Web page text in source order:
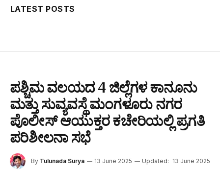
LATEST POSTS
ಪಶ್ಚಿಮ ವಲಯದ 4 ಜಿಲ್ಲೆಗಳ ಕಾನೂನು
ಮತ್ತು ಸುವ್ಯವಸ್ಥೆ ಮಂಗಳೂರು ನಗರ
ಪೊಲೀಸ್ ಆಯುಕ್ತರ ಕಚೇರಿಯಲ್ಲಿ ಪ್ರಗತಿ
ಪರಿಶೀಲನಾ ಸಭೆ
By Tulunada Surya 13 June 2025 Updated: 13 June 2025